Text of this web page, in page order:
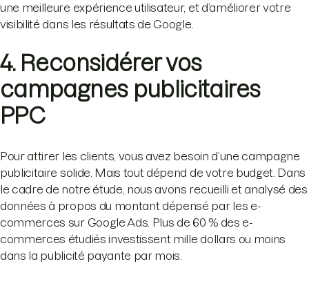
une meilleure expérience utilisateur, et d’améliorer votre
visibilité dans les résultats de Google.
4. Reconsidérer vos
campagnes publicitaires
PPC
Pour attirer les clients, vous avez besoin d’une campagne
publicitaire solide. Mais tout dépend de votre budget. Dans
le cadre de notre étude, nous avons recueilli et analysé des
données à propos du montant dépensé par les e-
commerces sur Google Ads. Plus de 60 % des e-
commerces étudiés investissent mille dollars ou moins
dans la publicité payante par mois.